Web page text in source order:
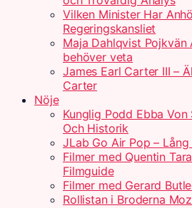
Vilken Minister Har
Regeringskansliet
Maja Dahlqvist Pojkvän
behöver veta
James Earl Carter III –
Carter
Nöje
Kunglig Podd Ebba
Och Historik
JLab Go Air Pop –
Filmer med Quentin
Filmguide
Filmer med Gerard
Rollistan i Broderna